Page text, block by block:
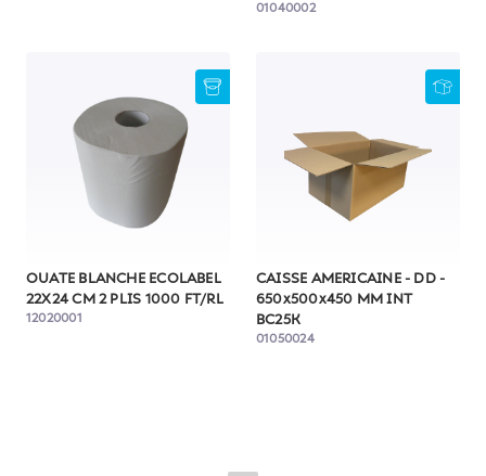
01040002
OUATE BLANCHE ECOLABEL
22X24 CM 2 PLIS 1000 FT/RL
12020001
CAISSE AMERICAINE - DD -
650x500x450 MM INT
BC25K
01050024